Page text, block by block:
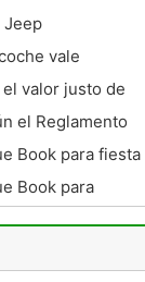
Jeep
vale
valor justo de
2002 ?
el Reglamento
Book para fiesta
Book para